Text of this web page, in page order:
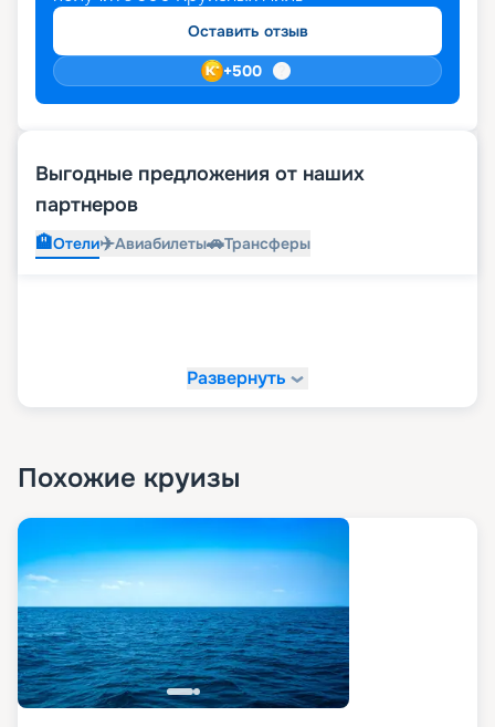
бронировать места лучше заранее.
Оставить отзыв
+500
Выгодные предложения от наших
партнеров
🏨Отели✈️Авиабилеты🚗Трансферы
Развернуть
Похожие круизы